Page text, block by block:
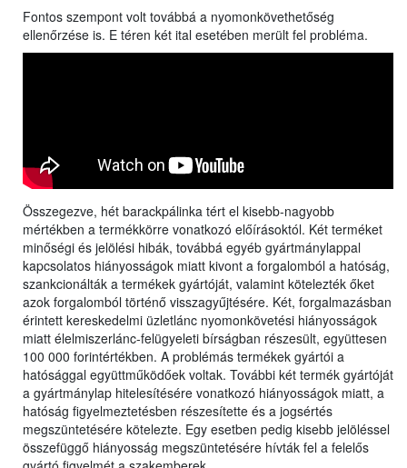
Fontos szempont volt továbbá a nyomonkövethetőség
ellenőrzése is. E téren két ital esetében merült fel probléma.
Összegezve, hét barackpálinka tért el kisebb-nagyobb
mértékben a termékkörre vonatkozó előírásoktól. Két terméket
minőségi és jelölési hibák, továbbá egyéb gyártmánylappal
kapcsolatos hiányosságok miatt kivont a forgalomból a hatóság,
szankcionálták a termékek gyártóját, valamint kötelezték őket
azok forgalomból történő visszagyűjtésére. Két, forgalmazásban
érintett kereskedelmi üzletlánc nyomonkövetési hiányosságok
miatt élelmiszerlánc-felügyeleti bírságban részesült, együttesen
100 000 forintértékben. A problémás termékek gyártói a
hatósággal együttműködőek voltak. További két termék gyártóját
a gyártmánylap hitelesítésére vonatkozó hiányosságok miatt, a
hatóság figyelmeztetésben részesítette és a jogsértés
megszüntetésére kötelezte. Egy esetben pedig kisebb jelöléssel
összefüggő hiányosság megszüntetésére hívták fel a felelős